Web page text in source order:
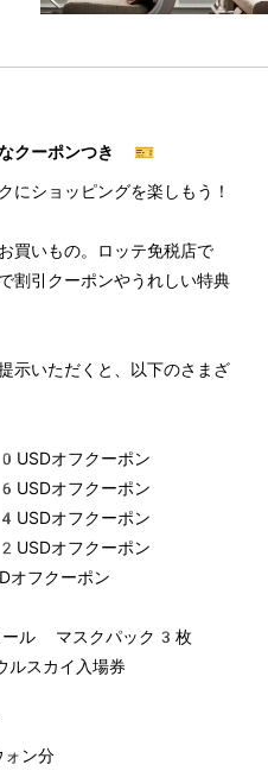
なクーポンつき 🎫
にショッピングを楽しもう！
買いもの。ロッテ免税店で
割引クーポンやうれしい特典
示いただくと、以下のさまざ
オフクーポン
オフクーポン
オフクーポン
オフクーポン
フクーポン
ール マスクパック3枚
スカイ入場券
ン分